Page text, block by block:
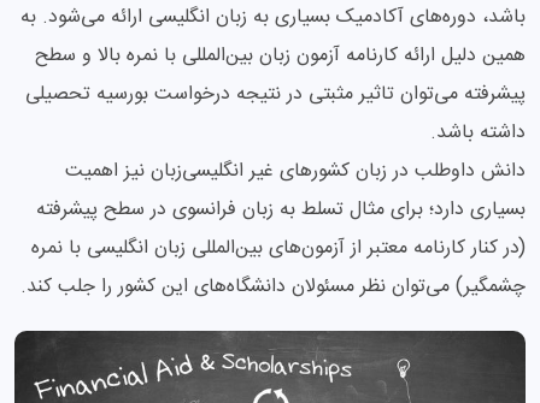
باشد، دوره‌های آکادمیک بسیاری به زبان انگلیسی ارائه می‌شود. به
همین دلیل ارائه کارنامه آزمون زبان بین‌المللی با نمره بالا و سطح
پیشرفته می‌توان تاثیر مثبتی در نتیجه درخواست بورسیه تحصیلی
داشته باشد.
دانش داوطلب در زبان کشورهای غیر انگلیسی‌زبان نیز اهمیت
بسیاری دارد؛ برای مثال تسلط به زبان فرانسوی در سطح پیشرفته
(در کنار کارنامه معتبر از آزمون‌های بین‌‎المللی زبان انگلیسی با نمره
چشمگیر) می‌توان نظر مسئولان دانشگاه‌های این کشور را جلب کند.